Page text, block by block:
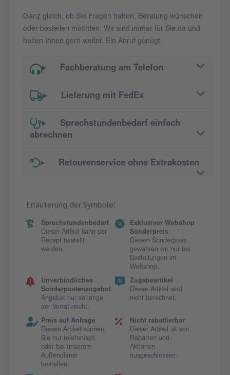
Ganz gleich, ob Sie Fragen haben, Beratung wünschen
oder bestellen möchten: Wir sind immer für Sie da und
helfen Ihnen gern weiter. Ein Anruf genügt.
Fachberatung am Telefon
Lieferung mit FedEx
Sprechstundenbedarf einfach
abrechnen
Retourenservice ohne Extrakosten
Erläuterung der Symbole:
Sprechstundenbedarf
Dieser Artikel kann per
Rezept bestellt
werden.
Exklusiver Webshop
Sonderpreis
Diesen Sonderpreis
gewähren wir nur bei
Bestellungen im
Webshop.
Unverbindliches
Sonderpostenangebot
Angebot nur so lange
der Vorrat reicht.
Zugabeartikel
Dieser Artikel wird
nicht berechnet.
Preis auf Anfrage
Diesen Artikel können
Sie nur telefonisch
oder bei unserem
Außendienst
bestellen.
Nicht rabattierbar
Dieser Artikel ist von
Rabatten und
Aktionen
ausgeschlossen.